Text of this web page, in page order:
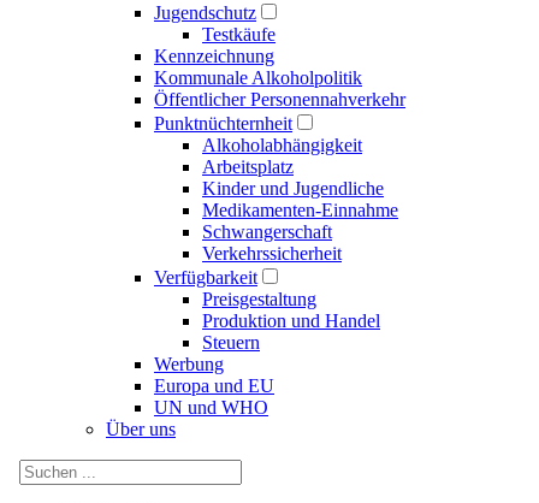
Jugendschutz
Testkäufe
Kennzeichnung
Kommunale Alkoholpolitik
Öffentlicher Personennahverkehr
Punktnüchternheit
Alkoholabhängigkeit
Arbeitsplatz
Kinder und Jugendliche
Medikamenten-Einnahme
Schwangerschaft
Verkehrssicherheit
Verfügbarkeit
Preisgestaltung
Produktion und Handel
Steuern
Werbung
Europa und EU
UN und WHO
Über uns